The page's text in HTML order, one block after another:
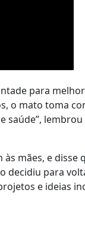
para
o mato toma
lembrou
mães, e disse
decidiu para
e ideias